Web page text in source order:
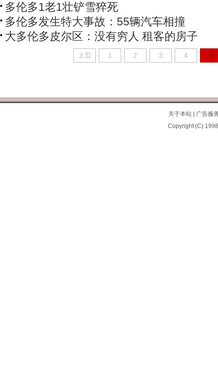
多伦多1老1壮铲雪猝死
多伦多发生特大事故：55辆汽车相撞
大多伦多皮尔区：没有穷人 租客的房子
上页 1 2 3 4 5
关于本站|
广告服
Copyright (C)